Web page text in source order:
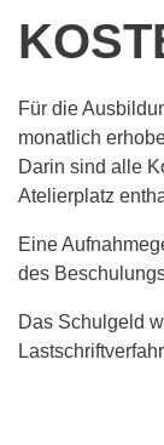
Für die
monatlich
Darin sind alle
Atelierplatz
Eine
des
Das Schulgeld